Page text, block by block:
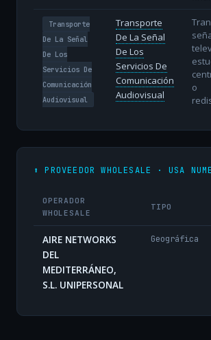
Transporte
De La Señal
De Los
Servicios De
Comunicación
Audiovisual
Transporte
De La Señal
De Los
Servicios De
Comunicación
Audiovisual
o
⬆️ PROVEEDOR WHOLESALE · USA
OPERADOR
WHOLESALE
TIPO
AIRE NETWORKS
DEL
MEDITERRÁNEO,
S.L. UNIPERSONAL
Geográfica